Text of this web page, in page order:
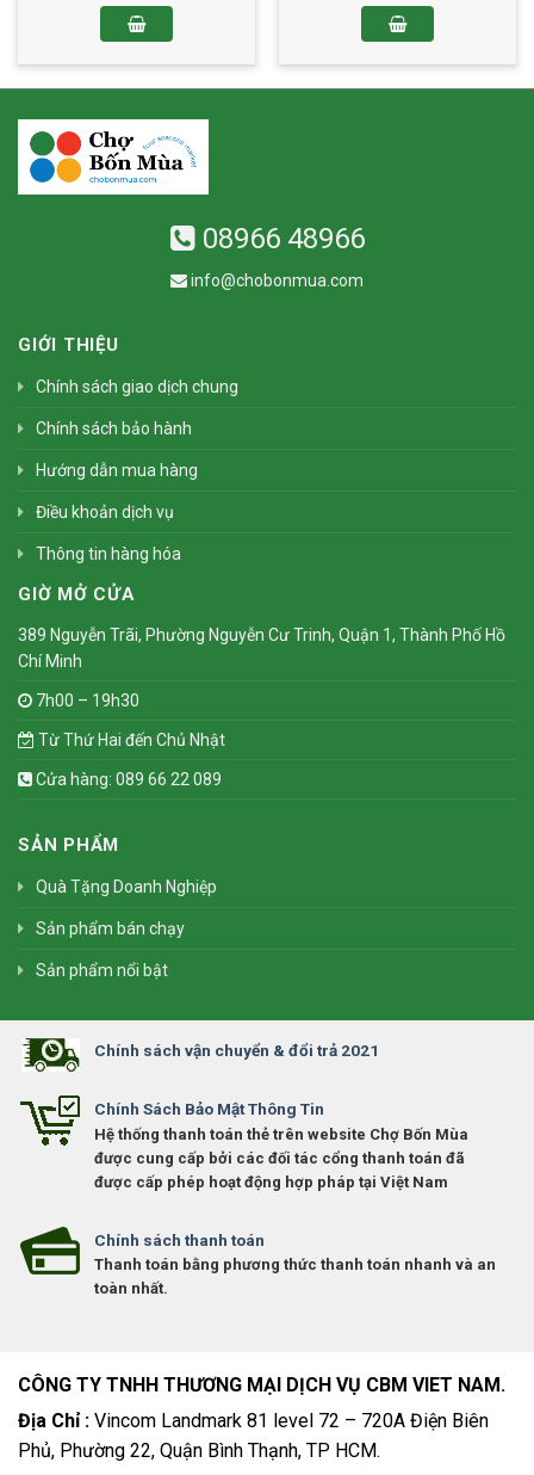
08966 48966
info@chobonmua.com
GIỚI THIỆU
Chính sách giao dịch chung
Chính sách bảo hành
Hướng dẫn mua hàng
Điều khoản dịch vụ
Thông tin hàng hóa
GIỜ MỞ CỬA
389 Nguyễn Trãi, Phường Nguyễn Cư Trinh, Quận 1, Thành Phố Hồ
Chí Minh
7h00 – 19h30
Từ Thứ Hai đến Chủ Nhật
Cửa hàng: 089 66 22 089
SẢN PHẨM
Quà Tặng Doanh Nghiệp
Sản phẩm bán chạy
Sản phẩm nổi bật
Chính sách vận chuyển & đổi trả 2021
Chính Sách Bảo Mật Thông Tin
Hệ thống thanh toán thẻ trên website Chợ Bốn Mùa
được cung cấp bởi các đối tác cổng thanh toán đã
được cấp phép hoạt động hợp pháp tại Việt Nam
Chính sách thanh toán
Thanh toán bằng phương thức thanh toán nhanh và an
toàn nhất.
CÔNG TY TNHH THƯƠNG MẠI DỊCH VỤ CBM VIET NAM.
Địa Chỉ : Vincom Landmark 81 level 72 – 720A Điện Biên
Phủ, Phường 22, Quận Bình Thạnh, TP HCM.